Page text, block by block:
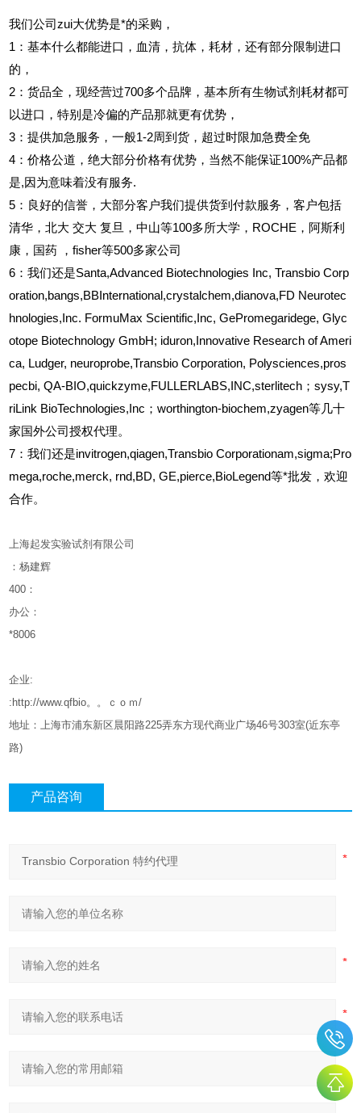
我们公司zui大优势是*的采购，
1 ：基本什么都能进口，血清，抗体，耗材，还有部分限制进口
的，
2 ：货品全，现经营过700多个品牌，基本所有生物试剂耗材都可
以进口，特别是冷偏的产品那就更有优势，
3 ：提供加急服务，一般1-2周到货，超过时限加急费全免
4 ：价格公道，绝大部分价格有优势，当然不能保证100%产品都
是,因为意味着没有服务.
5 ：良好的信誉，大部分客户我们提供货到付款服务，客户包括
清华，北大 交大 复旦，中山等100多所大学，ROCHE，阿斯利
康，国药
，fisher等500多家公司
6 ：我们还是Santa,Advanced Biotechnologies Inc, Transbio Corp
oration,bangs,BBInternational,crystalchem,dianova,FD Neurotec
hnologies,Inc. FormuMax Scientific,Inc, GePromegaridege, Glyc
otope Biotechnology GmbH; iduron,Innovative Research of Ameri
ca, Ludger, neuroprobe,Transbio Corporation, Polysciences,pros
pecbi, QA-BIO,quickzyme,FULLERLABS,INC,sterlitech；sysy,T
riLink BioTechnologies,Inc；worthington-biochem,zyagen等几十
家国外公司授权代理。
7：我们还是invitrogen,qiagen,Transbio Corporationam,sigma;Pro
mega,roche,merck, rnd,BD, GE,pierce,BioLegend等*批发，欢迎
合作。
上海起发实验试剂有限公司
：杨建辉
400 ：
办公：
*8006
企业:
:http://www.qfbio。。ｃｏｍ/
地址：上海市浦东新区晨阳路225弄东方现代商业广场46号303室(近东亭
路)
产品咨询